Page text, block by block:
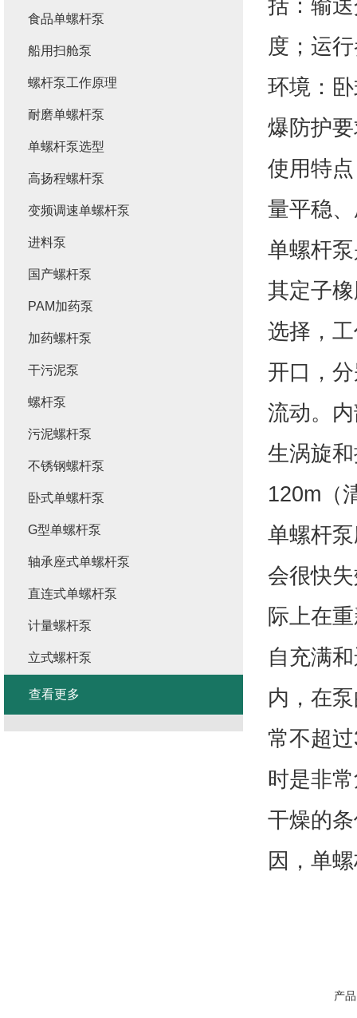
括：输
度；运
环境：
爆防护
使用特
量平稳
单螺杆
其定子
选择，
开口，
流动。
生涡旋
120m（
单螺杆
会很快
际上在
自充满
内，在
常不超
时是非
干燥的
因，单
产
食品单螺杆泵
船用扫舱泵
螺杆泵工作原理
耐磨单螺杆泵
单螺杆泵选型
高扬程螺杆泵
变频调速单螺杆泵
进料泵
国产螺杆泵
PAM加药泵
加药螺杆泵
干污泥泵
螺杆泵
污泥螺杆泵
不锈钢螺杆泵
卧式单螺杆泵
G型单螺杆泵
轴承座式单螺杆泵
直连式单螺杆泵
计量螺杆泵
立式螺杆泵
查看更多